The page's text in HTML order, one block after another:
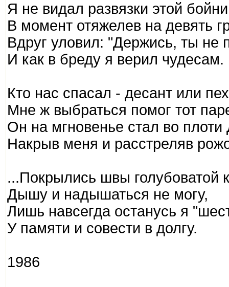
Я не видал развязки этой
В момент отяжелев на девять
Вдруг уловил: "Держись, ты не
И как в бреду я верил чудесам.
Кто нас спасал - десант или
Мне ж выбраться помог тот
Он на мгновенье стал во
Накрыв меня и расстреляв
...Покрылись швы голубоватой
Дышу и надышаться не могу,
Лишь навсегда останусь я
У памяти и совести в долгу.
1986